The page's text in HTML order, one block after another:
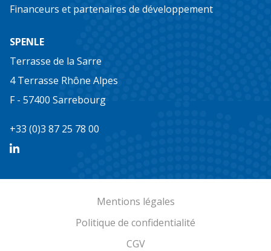
Financeurs et partenaires de développement
SPENLE
Terrasse de la Sarre
4 Terrasse Rhône Alpes
F - 57400 Sarrebourg
+33 (0)3 87 25 78 00
Mentions légales
Politique de confidentialité
CGV